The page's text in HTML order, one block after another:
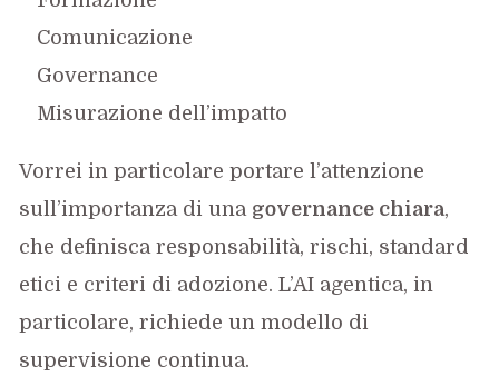
Comunicazione
Governance
Misurazione dell’impatto
Vorrei in particolare portare l’attenzione
sull’importanza di una governance chiara,
che definisca responsabilità, rischi, standard
etici e criteri di adozione. L’AI agentica, in
particolare, richiede un modello di
supervisione continua.